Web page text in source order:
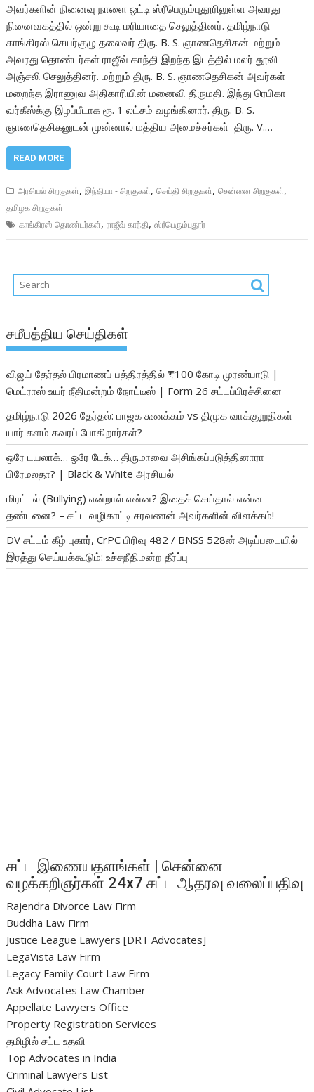
அவர்களின் நினைவு நாளை ஒட்டி ஸ்ரீபெரும்புதூரிலுள்ள அவரது
நினைவகத்தில் ஒன்று கூடி மரியாதை செலுத்தினர். தமிழ்நாடு
காங்கிரஸ் செயர்குழு தலைவர் திரு. B. S. ஞாணதெசிகன் மற்றும்
அவரது தொண்டர்கள் ராஜீவ் காந்தி இறந்த இடத்தில் மலர் தூவி
அஞ்சலி செலுத்தினர். மற்றும் திரு. B. S. ஞாணதெசிகன் அவர்கள்
மறைந்த இராணுவ அதிகாரியின் மனைவி திருமதி. இந்து ரெபிகா
வர்கீஸ்க்கு இழப்பீடாக ரூ. 1 லட்சம் வழங்கினார். திரு. B. S.
ஞாணதெசிகனுடன் முன்னால் மத்திய அமைச்சர்கள் திரு. V.…
READ MORE
அரசியல் சிறகுகள்,இந்தியா - சிறகுகள்,செய்தி சிறகுகள்,சென்னை சிறகுகள்,
தமிழக சிறகுகள்
காங்கிரஸ் தொண்டர்கள்,ராஜீவ் காந்தி,ஸ்ரீபெரும்புதூர்
சமீபத்திய செய்திகள்
விஜய் தேர்தல் பிரமாணப் பத்திரத்தில் ₹100 கோடி முரண்பாடு |
மெட்ராஸ் உயர் நீதிமன்றம் நோட்டீஸ் | Form 26 சட்டப்பிரச்சினை
தமிழ்நாடு 2026 தேர்தல்: பாஜக சுணக்கம் vs திமுக வாக்குறுதிகள் –
யார் களம் கவரப் போகிறார்கள்?
ஒரே டயலாக்… ஒரே டேக்… திருமாவை அசிங்கப்படுத்தினாரா
பிரேமலதா? | Black & White அரசியல்
மிரட்டல் (Bullying) என்றால் என்ன? இதைச் செய்தால் என்ன
தண்டனை? – சட்ட வழிகாட்டி சரவணன் அவர்களின் விளக்கம்!
DV சட்டம் கீழ் புகார், CrPC பிரிவு 482 / BNSS 528ன் அடிப்படையில்
இரத்து செய்யக்கூடும்: உச்சநீதிமன்ற தீர்ப்பு
சட்ட இணையதளங்கள் | சென்னை
வழக்கறிஞர்கள் 24x7 சட்ட ஆதரவு வலைப்பதிவு
Rajendra Divorce Law Firm
Buddha Law Firm
Justice League Lawyers [DRT Advocates]
LegaVista Law Firm
Legacy Family Court Law Firm
Ask Advocates Law Chamber
Appellate Lawyers Office
Property Registration Services
தமிழில் சட்ட உதவி
Top Advocates in India
Criminal Lawyers List